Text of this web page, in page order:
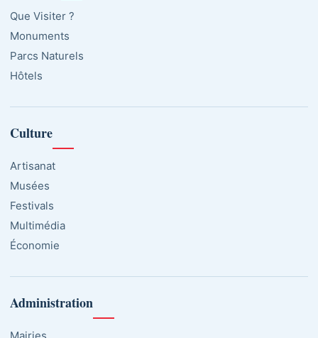
Que Visiter ?
Monuments
Parcs Naturels
Hôtels
Culture
Artisanat
Musées
Festivals
Multimédia
Économie
Administration
Mairies